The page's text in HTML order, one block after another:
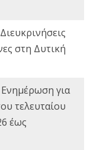
Διευκρινήσεις
στη Δυτική
Ενημέρωση για
τελευταίου
έως